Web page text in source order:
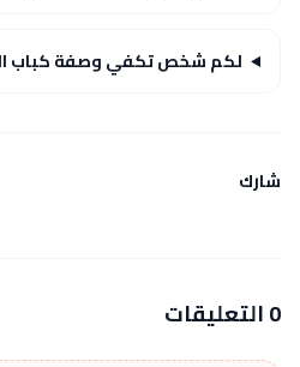
لكم شخص تكفي وصفة كباب
شارك
0 التعليقات